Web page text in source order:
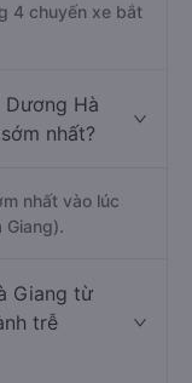
4 chuyến xe bắt
Hà
nhất?
nhất vào lúc
Giang).
Giang từ
trễ